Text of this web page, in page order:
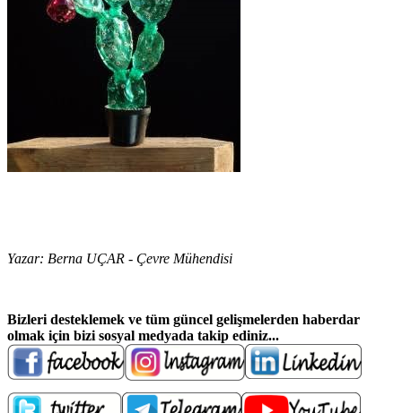
Yazar: Berna UÇAR - Çevre Mühendisi
Bizleri desteklemek ve tüm güncel gelişmelerden haberdar
olmak için bizi sosyal medyada takip ediniz...